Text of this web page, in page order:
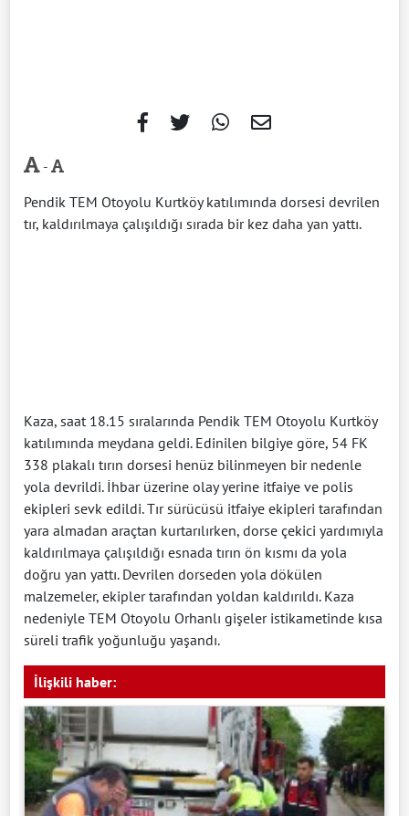
-
Pendik TEM Otoyolu Kurtköy katılımında dorsesi devrilen
tır, kaldırılmaya çalışıldığı sırada bir kez daha yan yattı.
Kaza, saat 18.15 sıralarında Pendik TEM Otoyolu Kurtköy
katılımında meydana geldi. Edinilen bilgiye göre, 54 FK
338 plakalı tırın dorsesi henüz bilinmeyen bir nedenle
yola devrildi. İhbar üzerine olay yerine itfaiye ve polis
ekipleri sevk edildi. Tır sürücüsü itfaiye ekipleri tarafından
yara almadan araçtan kurtarılırken, dorse çekici yardımıyla
kaldırılmaya çalışıldığı esnada tırın ön kısmı da yola
doğru yan yattı. Devrilen dorseden yola dökülen
malzemeler, ekipler tarafından yoldan kaldırıldı. Kaza
nedeniyle TEM Otoyolu Orhanlı gişeler istikametinde kısa
süreli trafik yoğunluğu yaşandı.
İlişkili haber: